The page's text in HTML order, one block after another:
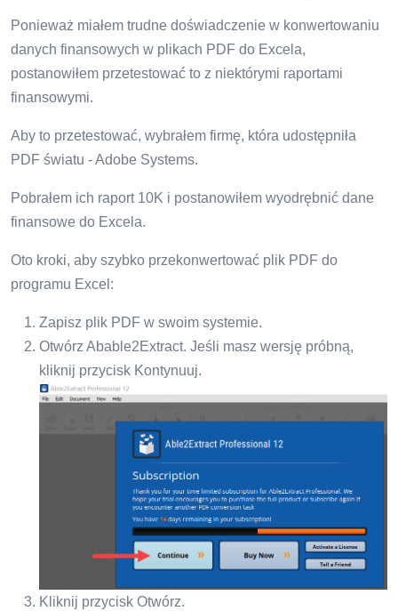
Ponieważ miałem trudne doświadczenie w konwertowaniu
danych finansowych w plikach PDF do Excela,
postanowiłem przetestować to z niektórymi raportami
finansowymi.
Aby to przetestować, wybrałem firmę, która udostępniła
PDF światu - Adobe Systems.
Pobrałem ich raport 10K i postanowiłem wyodrębnić dane
finansowe do Excela.
Oto kroki, aby szybko przekonwertować plik PDF do
programu Excel:
Zapisz plik PDF w swoim systemie.
Otwórz Abable2Extract. Jeśli masz wersję próbną,
kliknij przycisk Kontynuuj.
Kliknij przycisk Otwórz.